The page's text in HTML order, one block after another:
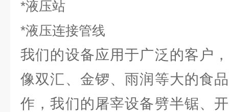
*液压站
*液压连接管线
我们的设备应用于广泛的客户
像双汇、金锣、雨润等大的食
作，我们的屠宰设备劈半锯、